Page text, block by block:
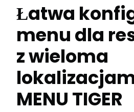
Łatwa
menu dla
z wieloma
MENU TIGER